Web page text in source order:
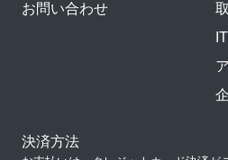
お問い合わせ
決済方法